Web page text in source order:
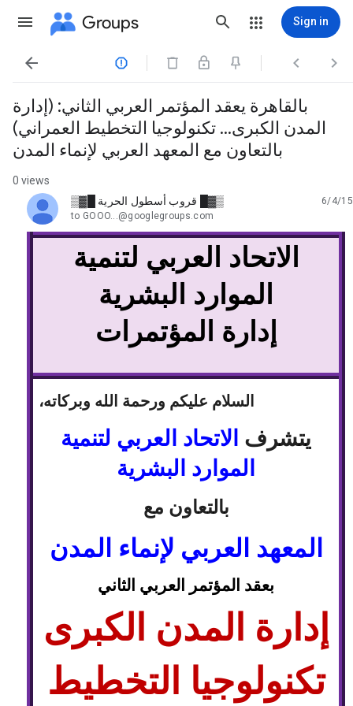
Groups Sign in
   
بالقاهرة يعقد المؤتمر العربي الثاني: (إدارة
المدن الكبرى... تكنولوجيا التخطيط العمراني)
بالتعاون مع المعهد العربي لإنماء المدن
0 views
▒▓█ قروب أسطول الحرية █▓▒
unread,
6/4/15
to GOOO...@googlegroups.com
الاتحاد العربي لتنمية
الموارد البشرية
إدارة المؤتمرات
السلام عليكم ورحمة الله وبركاته،
يتشرف الاتحاد العربي لتنمية
الموارد البشرية
بالتعاون مع
المعهد العربي لإنماء المدن
بعقد المؤتمر العربي الثاني
إدارة المدن الكبرى
تكنولوجيا التخطيط